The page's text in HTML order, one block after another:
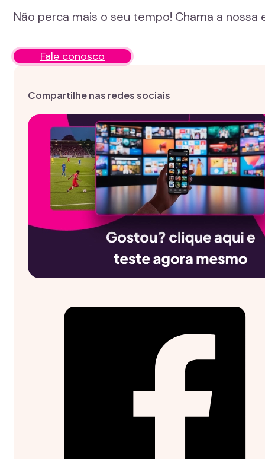
Não perca mais o seu tempo! Chama a
Fale conosco
Compartilhe nas redes sociais